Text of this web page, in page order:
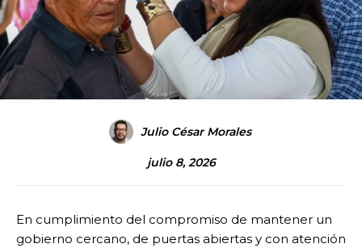
Julio César Morales
julio 8, 2026
En cumplimiento del compromiso de mantener un
gobierno cercano, de puertas abiertas y con atención